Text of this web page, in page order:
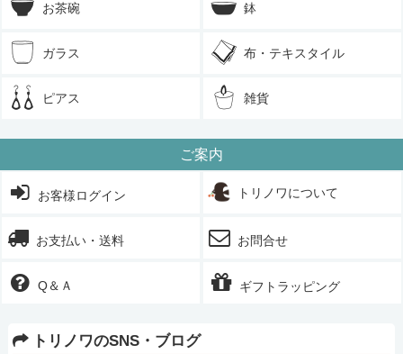
お茶碗 鉢
ガラス 布・テキスタイル
ピアス 雑貨
ご案内
お客様ログイン トリノワについて
お支払い・送料 お問合せ
Q＆Ａ ギフトラッピング
トリノワのSNS・ブログ